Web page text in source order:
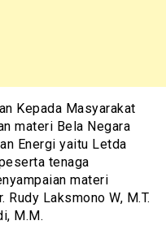
Kepada Masyarakat
materi Bela Negara
Energi yaitu Letda
tenaga
materi
Rudy Laksmono W, M.T.
M.M.